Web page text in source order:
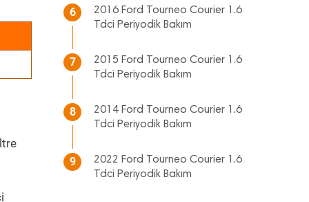
6
2016 Ford Tourneo Courier 1.6
Tdci Periyodik Bakım
7
2015 Ford Tourneo Courier 1.6
Tdci Periyodik Bakım
8
2014 Ford Tourneo Courier 1.6
Tdci Periyodik Bakım
9
2022 Ford Tourneo Courier 1.6
Tdci Periyodik Bakım